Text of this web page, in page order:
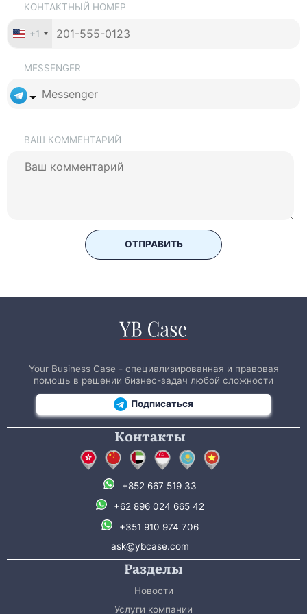
КОНТАКТНЫЙ НОМЕР
+1
MESSENGER
ВАШ КОММЕНТАРИЙ
ОТПРАВИТЬ
Your Business Case - специализированная и правовая
помощь в решении бизнес-задач любой сложности
Подписаться
Контакты
+852 667 519 33
+62 896 024 665 42
+351 910 974 706
ask@ybcase.com
Разделы
Новости
Услуги компании